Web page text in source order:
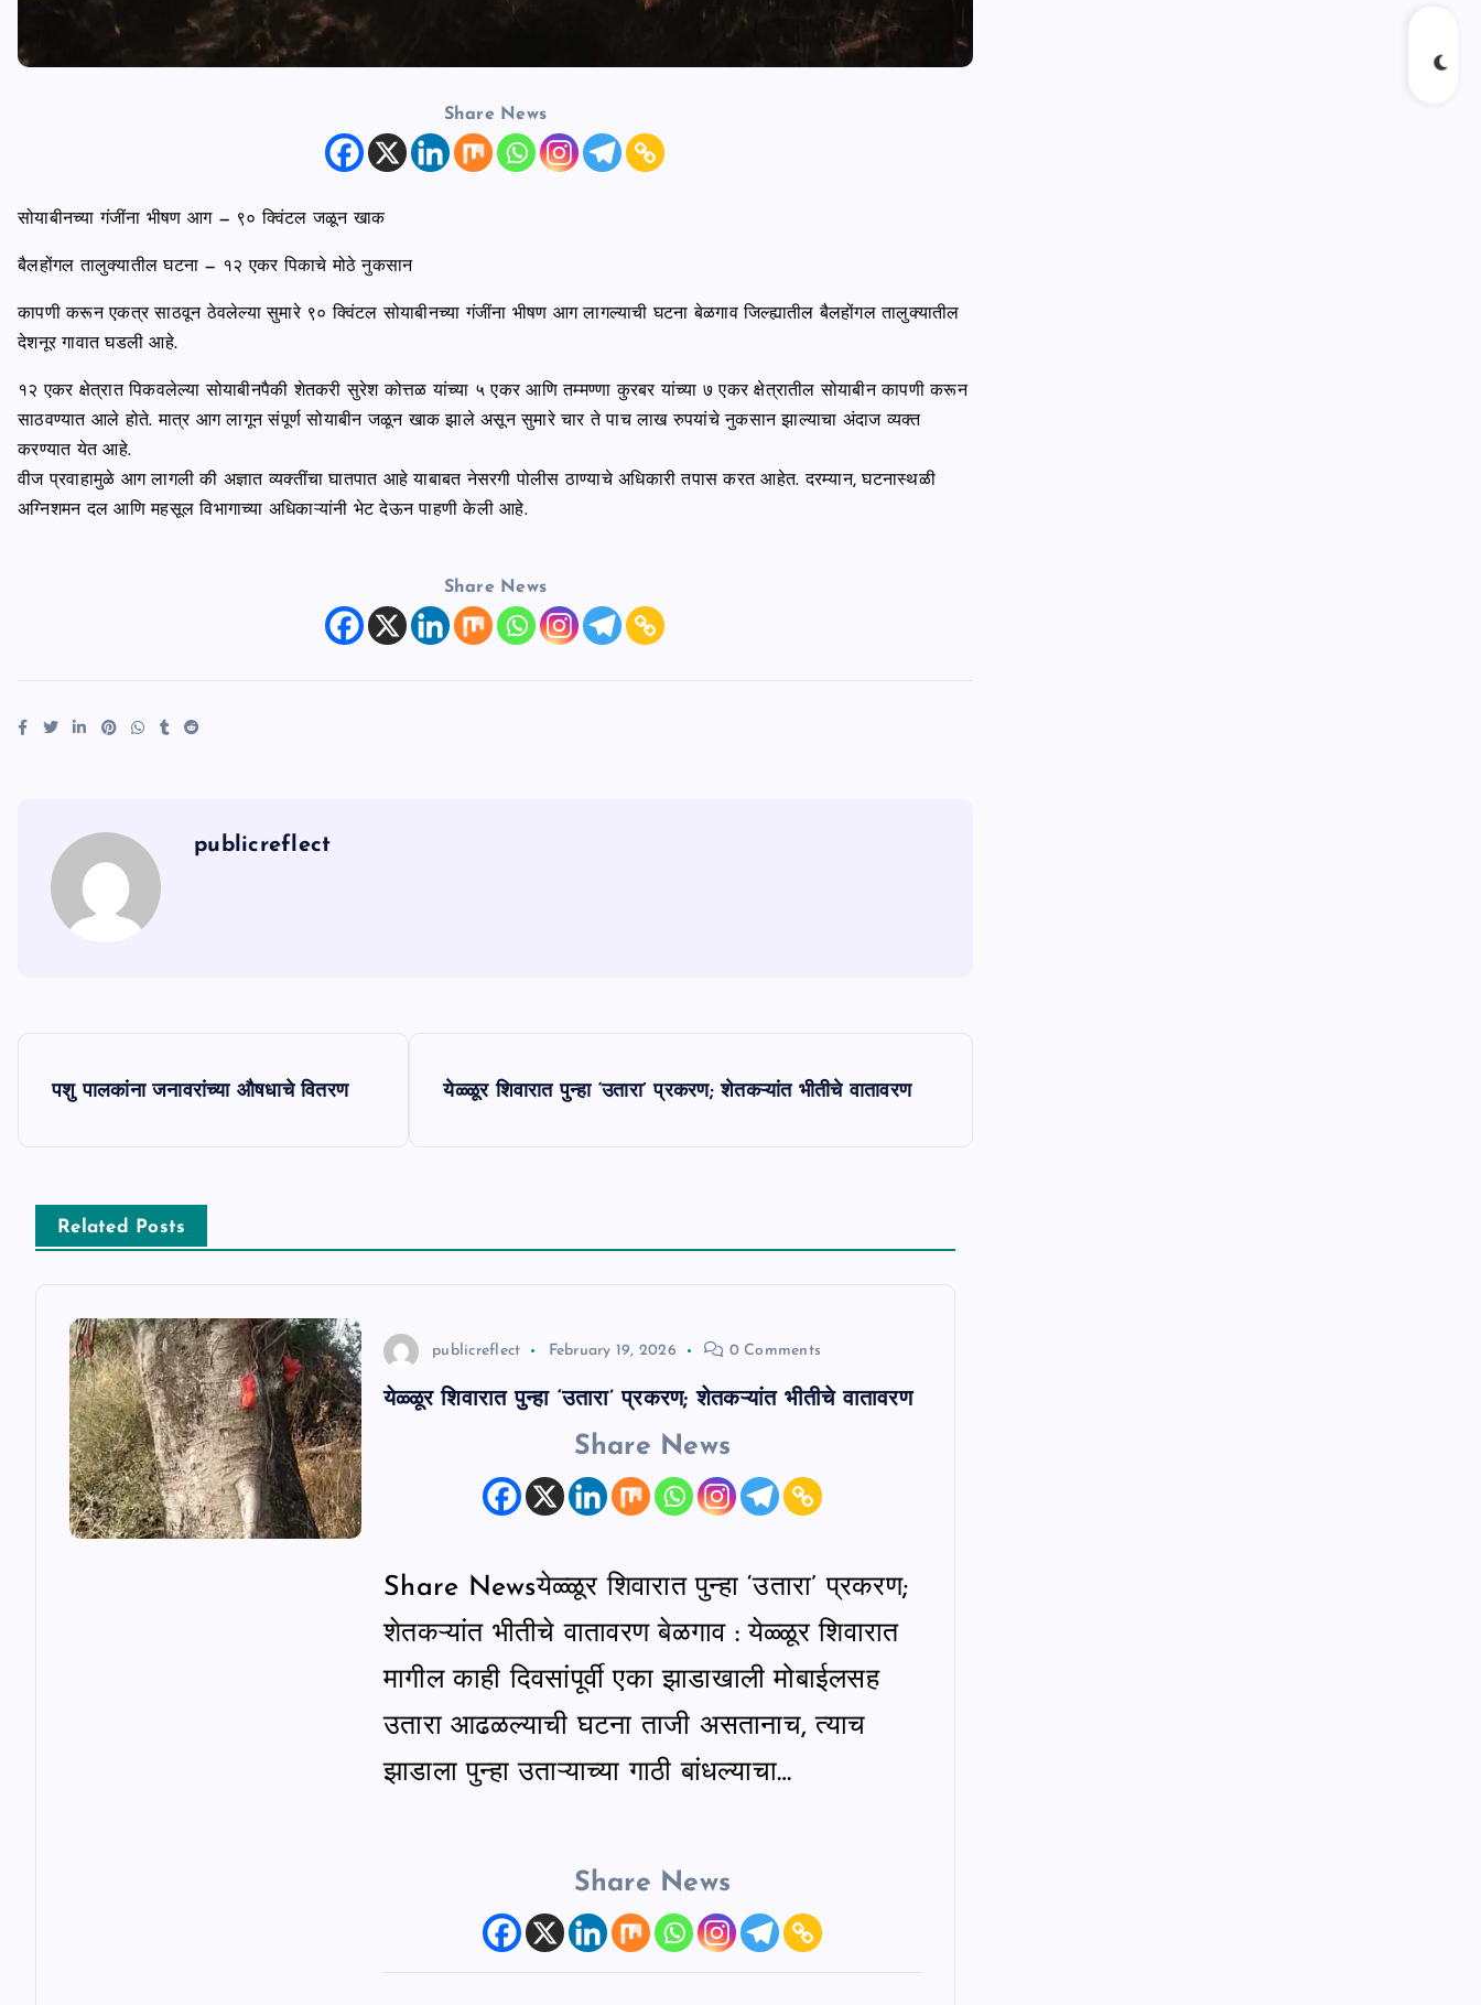
Share News
सोयाबीनच्या गंजींना भीषण आग — ९० क्विंटल जळून खाक
बैलहोंगल तालुक्यातील घटना — १२ एकर पिकाचे मोठे नुकसान
कापणी करून एकत्र साठवून ठेवलेल्या सुमारे ९० क्विंटल सोयाबीनच्या गंजींना भीषण आग लागल्याची घटना बेळगाव जिल्ह्यातील बैलहोंगल तालुक्यातील
देशनूर गावात घडली आहे.
१२ एकर क्षेत्रात पिकवलेल्या सोयाबीनपैकी शेतकरी सुरेश कोत्तळ यांच्या ५ एकर आणि तम्मण्णा कुरबर यांच्या ७ एकर क्षेत्रातील सोयाबीन कापणी करून
साठवण्यात आले होते. मात्र आग लागून संपूर्ण सोयाबीन जळून खाक झाले असून सुमारे चार ते पाच लाख रुपयांचे नुकसान झाल्याचा अंदाज व्यक्त
करण्यात येत आहे.
वीज प्रवाहामुळे आग लागली की अज्ञात व्यक्तींचा घातपात आहे याबाबत नेसरगी पोलीस ठाण्याचे अधिकारी तपास करत आहेत. दरम्यान, घटनास्थळी
अग्निशमन दल आणि महसूल विभागाच्या अधिकाऱ्यांनी भेट देऊन पाहणी केली आहे.
Share News
publicreflect
t
पशु पालकांना जनावरांच्या औषधाचे वितरण येळ्ळूर शिवारात पुन्हा ‘उतारा’ प्रकरण; शेतकऱ्यांत भीतीचे वातावरण
Related Posts
publicreflect February 19, 2026 0 Comments
येळ्ळूर शिवारात पुन्हा ‘उतारा’ प्रकरण; शेतकऱ्यांत भीतीचे वातावरण
Share News
Share Newsयेळ्ळूर शिवारात पुन्हा ‘उतारा’ प्रकरण;
शेतकऱ्यांत भीतीचे वातावरण बेळगाव : येळ्ळूर शिवारात
मागील काही दिवसांपूर्वी एका झाडाखाली मोबाईलसह
उतारा आढळल्याची घटना ताजी असतानाच, त्याच
झाडाला पुन्हा उताऱ्याच्या गाठी बांधल्याचा…
Share News